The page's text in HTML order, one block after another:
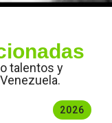
talentos y
2026